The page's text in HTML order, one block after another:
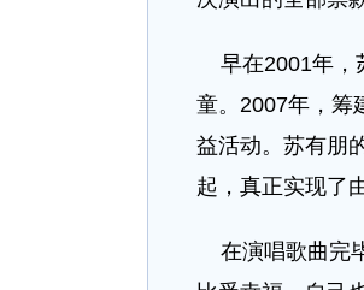
早在2001年，
童。2007年，筹
益活动。苏有朋
起，真正实现了
在演唱歌曲完